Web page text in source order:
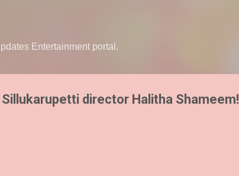
Entertainment portal.
director Halitha Shameem!